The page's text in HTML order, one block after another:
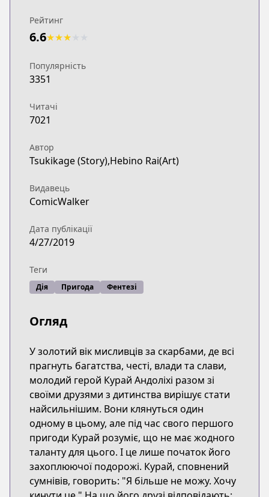
Рейтинг
6.6★★★
Популярність
3351
Читачі
7021
Автор
Tsukikage (Story),Hebino Rai(Art)
Видавець
ComicWalker
Дата публікації
4/27/2019
Теги
Дія Пригода Фентезі
Огляд
У золотий вік мисливців за скарбами, де всі
прагнуть багатства, честі, влади та слави,
молодий герой Курай Андоліхі разом зі
своїми друзями з дитинства вирішує стати
найсильнішим. Вони клянуться один
одному в цьому, але під час свого першого
пригоди Курай розуміє, що не має жодного
таланту для цього. І це лише початок його
захоплюючої подорожі. Курай, сповнений
сумнівів, говорить: "Я більше не можу. Хочу